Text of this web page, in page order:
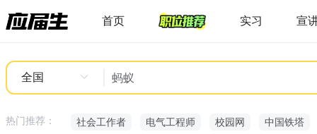
首页 实习 宣
全国
热门推荐： 社会工作者 电气工程师 校园网 中国铁塔